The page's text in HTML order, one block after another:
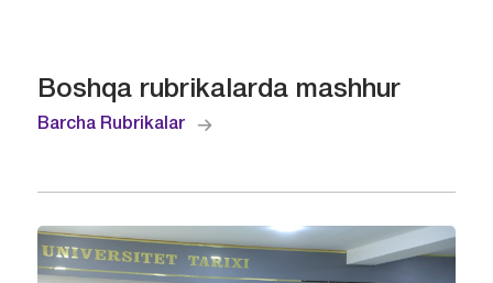
Boshqa rubrikalarda mashhur
Barcha Rubrikalar